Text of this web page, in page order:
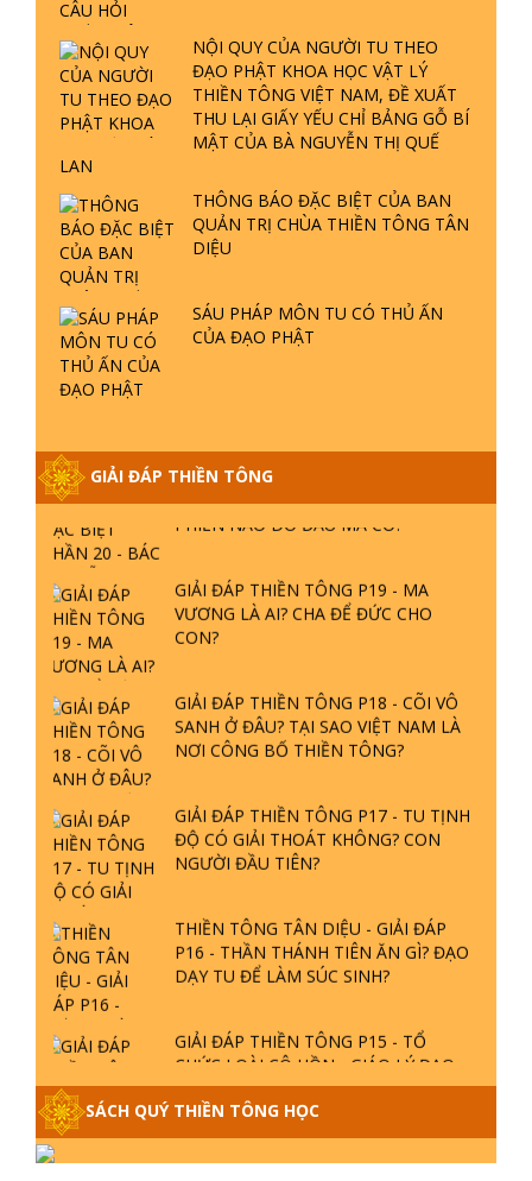
NỘI QUY CỦA NGƯỜI TU THEO
ĐẠO PHẬT KHOA HỌC VẬT LÝ
THIỀN TÔNG VIỆT NAM, ĐỀ XUẤT
THU LẠI GIẤY YẾU CHỈ BẢNG GỖ BÍ
MẬT CỦA BÀ NGUYỄN THỊ QUẾ
LAN
THÔNG BÁO ĐẶC BIỆT CỦA BAN
QUẢN TRỊ CHÙA THIỀN TÔNG TÂN
DIỆU
SÁU PHÁP MÔN TU CÓ THỦ ẤN
CỦA ĐẠO PHẬT
GIẢI ĐÁP THIỀN TÔNG
ĐÀNG Ở ĐÂU? ĐỊA NGỤC Ở ĐÂU?
ĐỨC CHÚA TRỜI LÀ AI? QUỶ SA
TĂNG? | TTTD
GIẢI ĐÁP THIỀN TÔNG ĐẶC BIỆT P22
- TẠI SAO TRÁI ĐẤT NHIỀU THIÊN TAI
GIẢI ĐÁP THIỀN TÔNG ĐẶC BIỆT P21
GIẢI ĐÁP THIỀN TÔNG ĐẶC BIỆT
GIẢI ĐÁP THIỀN TÔNG P19 - MA
VƯƠNG LÀ AI? CHA ĐỂ ĐỨC CHO
CON?
GIẢI ĐÁP THIỀN TÔNG P18 - CÕI VÔ
SANH Ở ĐÂU? TẠI SAO VIỆT NAM LÀ
NƠI CÔNG BỐ THIỀN TÔNG?
GIẢI ĐÁP THIỀN TÔNG P17 - TU TỊNH
ĐỘ CÓ GIẢI THOÁT KHÔNG? CON
NGƯỜI ĐẦU TIÊN?
THIỀN TÔNG TÂN DIỆU - GIẢI ĐÁP
P16 - THẦN THÁNH TIÊN ĂN GÌ? ĐẠO
DẠY TU ĐỂ LÀM SÚC SINH?
GIẢI ĐÁP THIỀN TÔNG P15 - TỔ
CHỨC LOÀI CÔ HỒN - GIÁO LÝ ĐẠO
PHẬT KHI NÀO XUẤT BẢN
P14 - NGUỒN GỐC ÂM LỊCH DƯƠNG
SÁCH QUÝ THIỀN TÔNG HỌC